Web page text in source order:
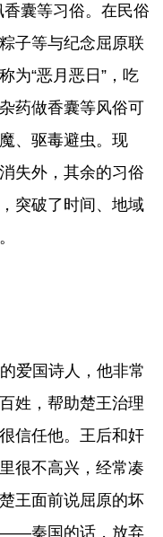
囊等习俗。在民俗
子等与纪念屈原联
为“恶月恶日”，吃
药做香囊等风俗可
、驱毒避虫。现
失外，其余的习俗
突破了时间、地域
爱国诗人，他非常
姓，帮助楚王治理
信任他。王后和奸
很不高兴，经常凑
王面前说屈原的坏
——秦国的话，放弃